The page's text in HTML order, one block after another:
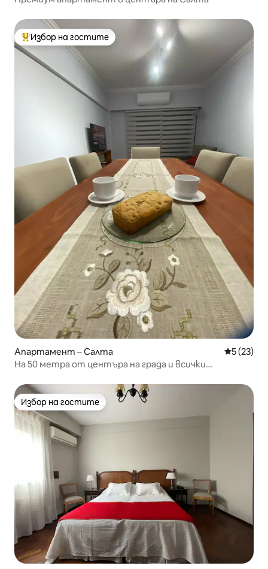
Най-популярен избор на гостите
Избор на гостите
Апартамент – Салта Средна
5 (23)
На 50 метра от центъра на града и всички
Избор на гостите
Избор на гостите